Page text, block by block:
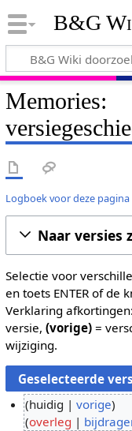
B&G
Memories:
Logboek voor deze
Naar versies
Selectie voor
en toets ENTER of de
Verklaring afkortingen:
versie, (vorige)=
wijziging.
huidig vorige
overleg